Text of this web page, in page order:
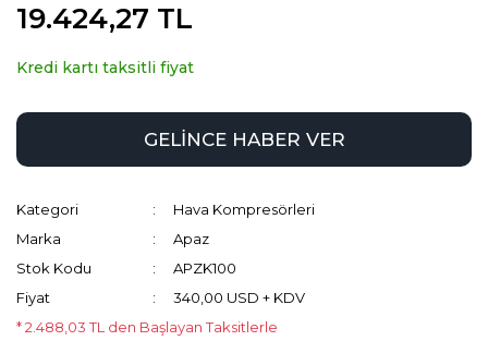
19.424,27 TL
Kredi kartı taksitli fiyat
GELİNCE HABER VER
Kategori
Hava Kompresörleri
Marka
Apaz
Stok Kodu
APZK100
Fiyat
340,00 USD + KDV
* 2.488,03 TL den Başlayan Taksitlerle